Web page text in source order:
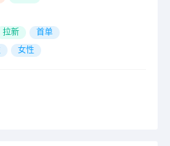
拉新 首单
女性